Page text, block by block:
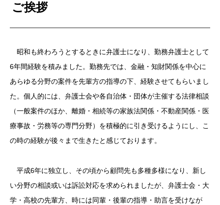
ご挨拶
昭和も終わろうとするときに弁護士になり、勤務弁護士として
6年間経験を積みました。勤務先では、金融・知財関係を中心に
あらゆる分野の案件を先輩方の指導の下、経験させてもらいまし
た。個人的には、弁護士会や各自治体・団体が主催する法律相談
（一般案件のほか、離婚・相続等の家族法関係・不動産関係・医
療事故・労務等の専門分野）を積極的に引き受けるようにし、こ
の時の経験が後々まで生きたと感じております。
平成6年に独立し、その頃から顧問先も多種多様になり、新し
い分野の相談或いは訴訟対応を求められましたが、弁護士会・大
学・高校の先輩方、時には同輩・後輩の指導・助言を受けなが